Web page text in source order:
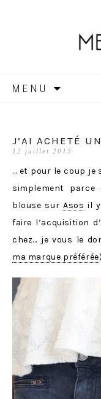
MENU
J’AI ACHETÉ
12 juillet 2013
… et pour le coup je
simplement
blouse surAsos il
faire l’acquisition
chez… je vous le
ma marque préférée